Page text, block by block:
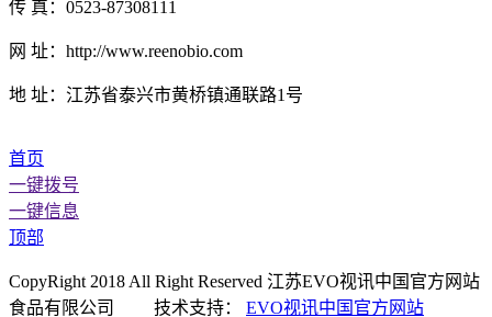
传 真：0523-87308111
网 址：http://www.reenobio.com
地 址：江苏省泰兴市黄桥镇通联路1号
首页
一键拨号
一键信息
顶部
CopyRight 2018 All Right Reserved 江苏EVO视讯中国官方网站
食品有限公司 技术支持： EVO视讯中国官方网站